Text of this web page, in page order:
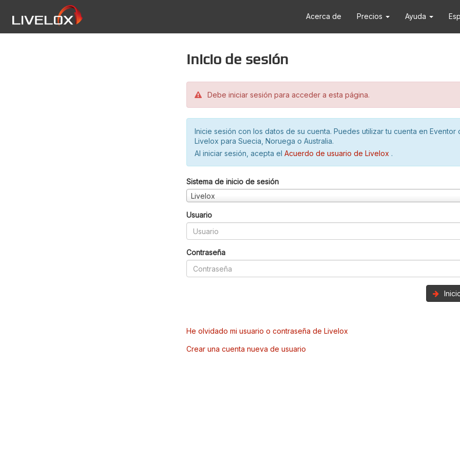
Acerca de Precios Ayuda
Inicio de sesión
Debe iniciar sesión para acceder a esta página.
Inicie sesión con los datos de su cuenta. Puedes utilizar tu cuenta en Eventor
Livelox para Suecia, Noruega o Australia.
Al iniciar sesión, acepta el Acuerdo de usuario de Livelox .
Sistema de inicio de sesión
Livelox
Usuario
Contraseña
He olvidado mi usuario o contraseña de Livelox
Crear una cuenta nueva de usuario